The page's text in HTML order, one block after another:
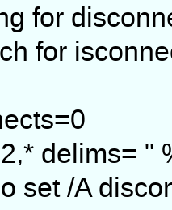
for
for
delims= "
set /A